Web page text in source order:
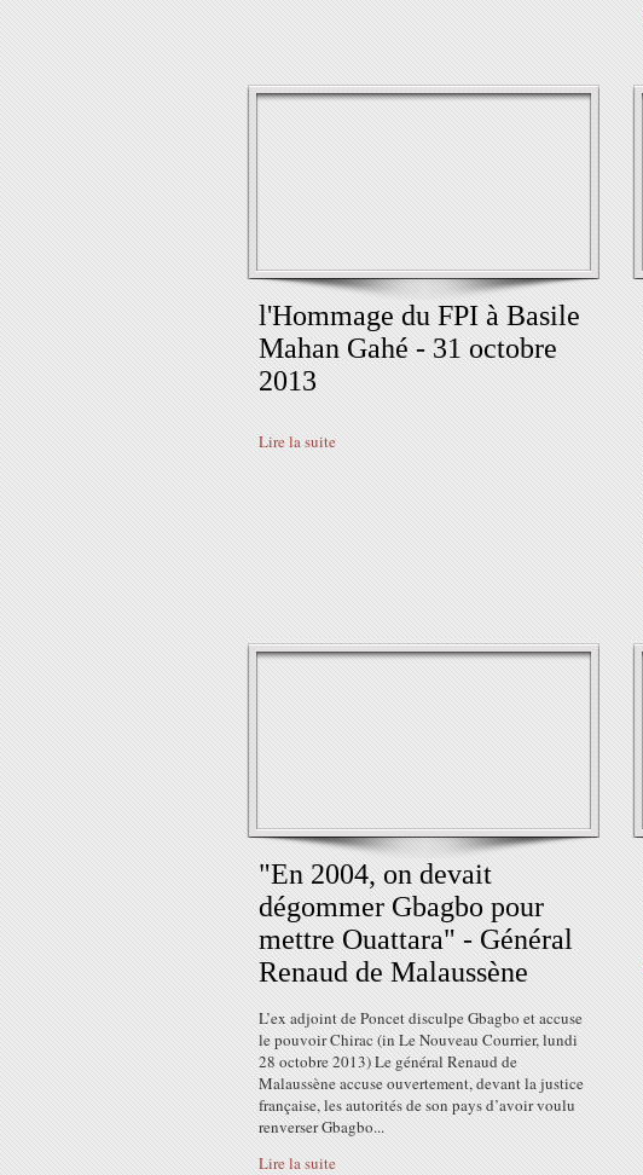
l'Hommage du FPI à Basile
Mahan Gahé - 31 octobre
2013
Lire la suite
"En 2004, on devait
dégommer Gbagbo pour
mettre Ouattara" - Général
Renaud de Malaussène
L’ex adjoint de Poncet disculpe Gbagbo et accuse
le pouvoir Chirac (in Le Nouveau Courrier, lundi
28 octobre 2013) Le général Renaud de
Malaussène accuse ouvertement, devant la justice
française, les autorités de son pays d’avoir voulu
renverser Gbagbo...
Lire la suite